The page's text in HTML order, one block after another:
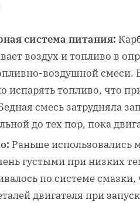
система питания:
воздух и топливо в
воздушной смеси.
испарять топливо, что
смесь затрудняла
до тех пор, пока
Раньше использовались
густыми при низких
по системе
двигателя при